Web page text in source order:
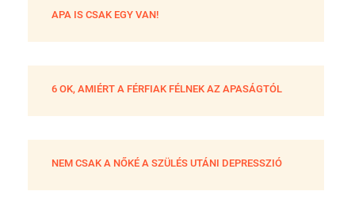
APA IS CSAK EGY VAN!
6 OK, AMIÉRT A FÉRFIAK FÉLNEK AZ APASÁGTÓL
NEM CSAK A NŐKÉ A SZÜLÉS UTÁNI DEPRESSZIÓ